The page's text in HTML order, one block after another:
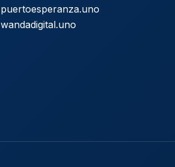
puertoesperanza.uno
wandadigital.uno